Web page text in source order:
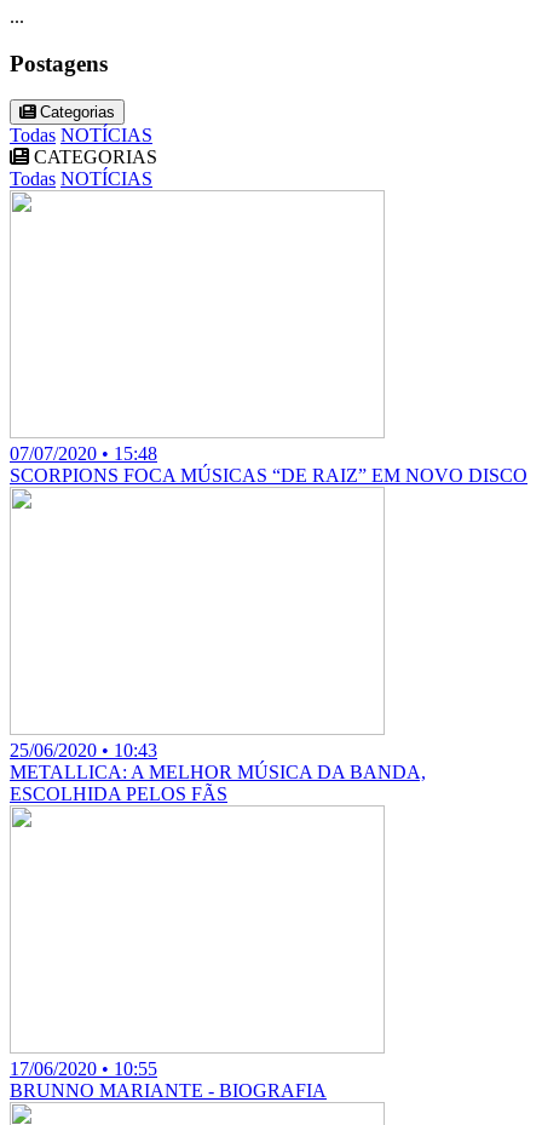
...
Postagens
Categorias
Todas NOTÍCIAS
CATEGORIAS
Todas NOTÍCIAS
07/07/2020 • 15:48
SCORPIONS FOCA MÚSICAS “DE RAIZ” EM NOVO DISCO
25/06/2020 • 10:43
METALLICA: A MELHOR MÚSICA DA BANDA,
ESCOLHIDA PELOS FÃS
17/06/2020 • 10:55
BRUNNO MARIANTE - BIOGRAFIA